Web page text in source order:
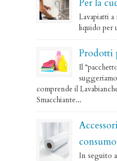
Per la
Lavapiatti a
liquido per
Prodotti
Il
comprende il
Smacchiante...
consumo
In seguito